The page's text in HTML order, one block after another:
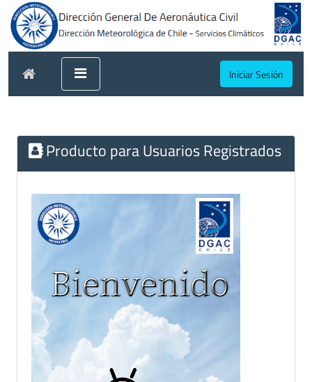
Iniciar Sesión
Producto para Usuarios Registrados